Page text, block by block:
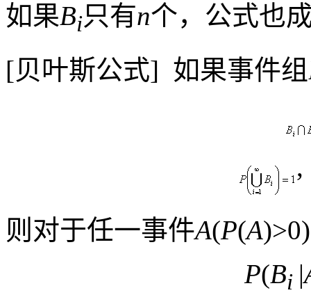
如果Bi只有n个，公式也
[贝叶斯公式] 如果事件组
,
则对于任一事件A(P(A)>0)
P(Bi |